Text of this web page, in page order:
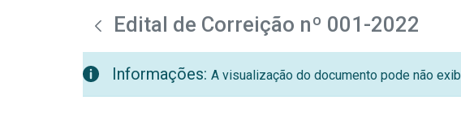
Pular para o Conteúdo principal
teste descricaoEdital de Correição nº 001-2022
Informações: A visualização do documento pode não